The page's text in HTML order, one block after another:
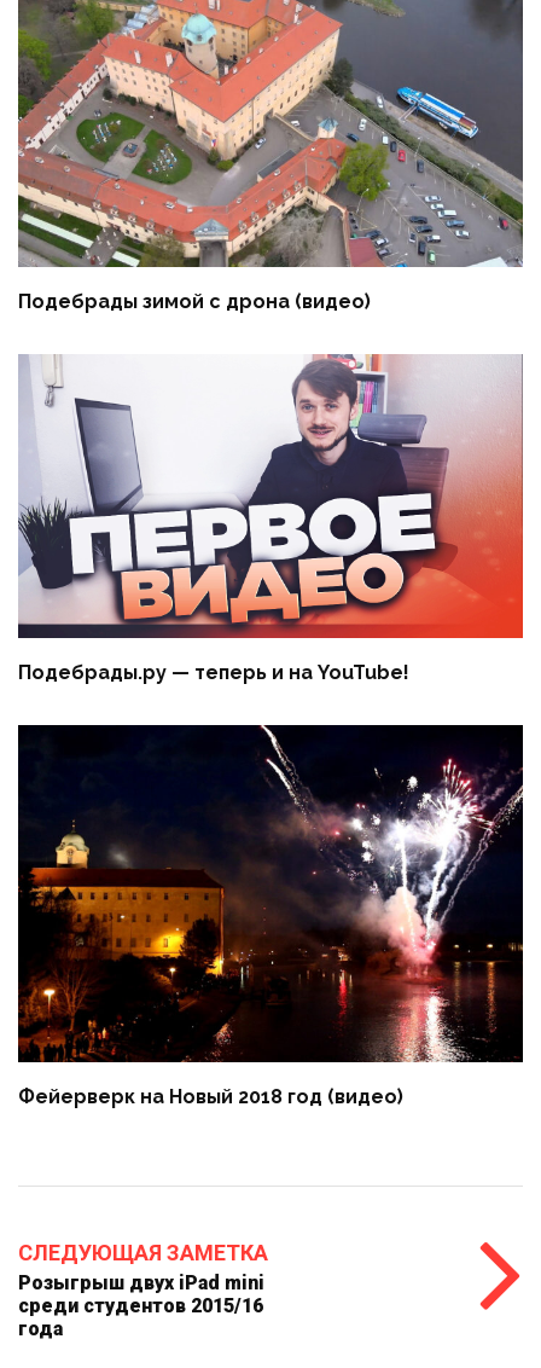
Подебрады зимой с дрона (видео)
Подебрады.ру — теперь и на YouTube!
Фейерверк на Новый 2018 год (видео)
СЛЕДУЮЩАЯ ЗАМЕТКА
Розыгрыш двух iPad mini
среди студентов 2015/16
года